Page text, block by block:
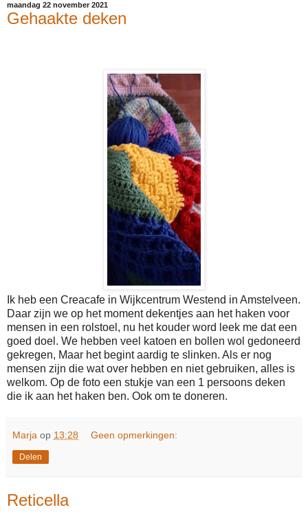
maandag 22 november 2021
Gehaakte deken
Ik heb een Creacafe in Wijkcentrum Westend in Amstelveen.
Daar zijn we op het moment dekentjes aan het haken voor
mensen in een rolstoel, nu het kouder word leek me dat een
goed doel. We hebben veel katoen en bollen wol gedoneerd
gekregen, Maar het begint aardig te slinken. Als er nog
mensen zijn die wat over hebben en niet gebruiken, alles is
welkom. Op de foto een stukje van een 1 persoons deken
die ik aan het haken ben. Ook om te doneren.
Marja op 13:28 Geen opmerkingen:
Delen
Reticella